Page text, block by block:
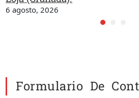
6 agosto, 2026
Formulario De